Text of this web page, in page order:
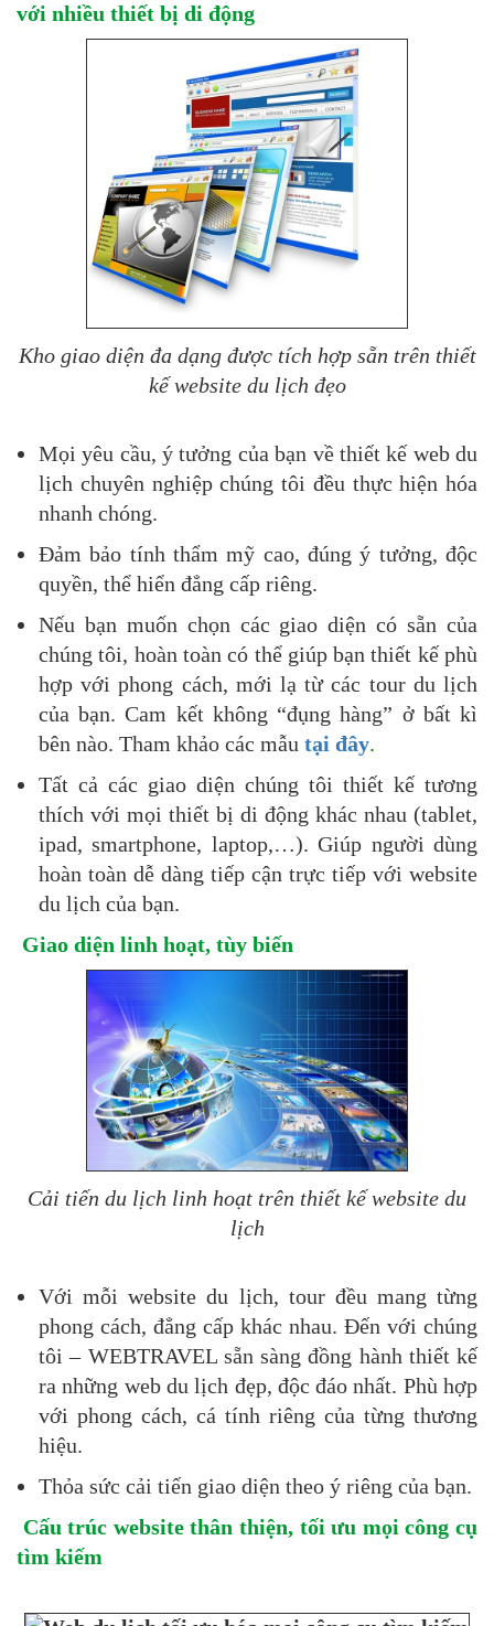
với nhiều thiết bị di động
Kho giao diện đa dạng được tích hợp sẵn trên thiết
kế website du lịch​ đẹo
Mọi yêu cầu, ý tưởng của bạn về thiết kế web du
lịch chuyên nghiệp chúng tôi đều thực hiện hóa
nhanh chóng.
Đảm bảo tính thẩm mỹ cao, đúng ý tưởng, độc
quyền, thể hiển đẳng cấp riêng.
Nếu bạn muốn chọn các giao diện có sẵn của
chúng tôi, hoàn toàn có thể giúp bạn thiết kế phù
hợp với phong cách, mới lạ từ các tour du lịch
của bạn. Cam kết không “đụng hàng” ở bất kì
bên nào. Tham khảo các mẫu tại đây.
Tất cả các giao diện chúng tôi thiết kế tương
thích với mọi thiết bị di động khác nhau (tablet,
ipad, smartphone, laptop,…). Giúp người dùng
hoàn toàn dễ dàng tiếp cận trực tiếp với website
du lịch của bạn.
Giao diện linh hoạt, tùy biến
Cải tiến du lịch linh hoạt trên thiết kế website du
lịch​
Với mỗi website du lịch, tour đều mang từng
phong cách, đẳng cấp khác nhau. Đến với chúng
tôi – WEBTRAVEL sẵn sàng đồng hành thiết kế
ra những web du lịch đẹp, độc đáo nhất. Phù hợp
với phong cách, cá tính riêng của từng thương
hiệu.
Thỏa sức cải tiến giao diện theo ý riêng của bạn.
Cấu trúc website thân thiện, tối ưu mọi công cụ
tìm kiếm